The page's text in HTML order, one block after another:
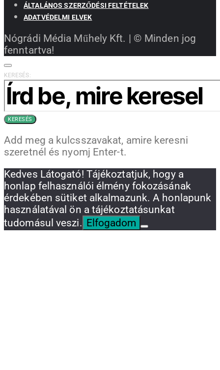
ÁLTALÁNOS SZERZŐDÉSI FELTÉTELEK
ADATVÉDELMI ELVEK
Nógrádi Média Műhely Kft. | © Minden jog
fenntartva!
KERESÉS:
KERESÉS
Add meg a kulcsszavakat, amire keresni
szeretnél és nyomj Enter-t.
Kedves Látogató! Tájékoztatjuk, hogy a
honlap felhasználói élmény fokozásának
érdekében sütiket alkalmazunk. A honlapunk
használatával ön a tájékoztatásunkat
tudomásul veszi. Elfogadom